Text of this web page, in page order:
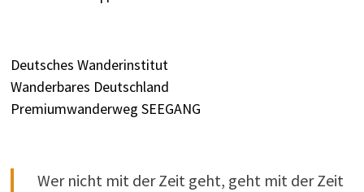
Deutsches Wanderinstitut
Wanderbares Deutschland
Premiumwanderweg SEEGANG
Wer nicht mit der Zeit geht, geht mit der Zeit